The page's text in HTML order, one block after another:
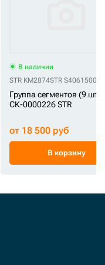
STF 6Y5685STF 6Y-5685 STF
В наличии
STR KM2874STR
Группа сегментов (9 шт)
СК-0000226 STR
от 18 500 руб
В корзину